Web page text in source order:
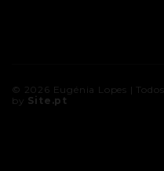
© 2026 Eugénia Lopes |
by Site.pt